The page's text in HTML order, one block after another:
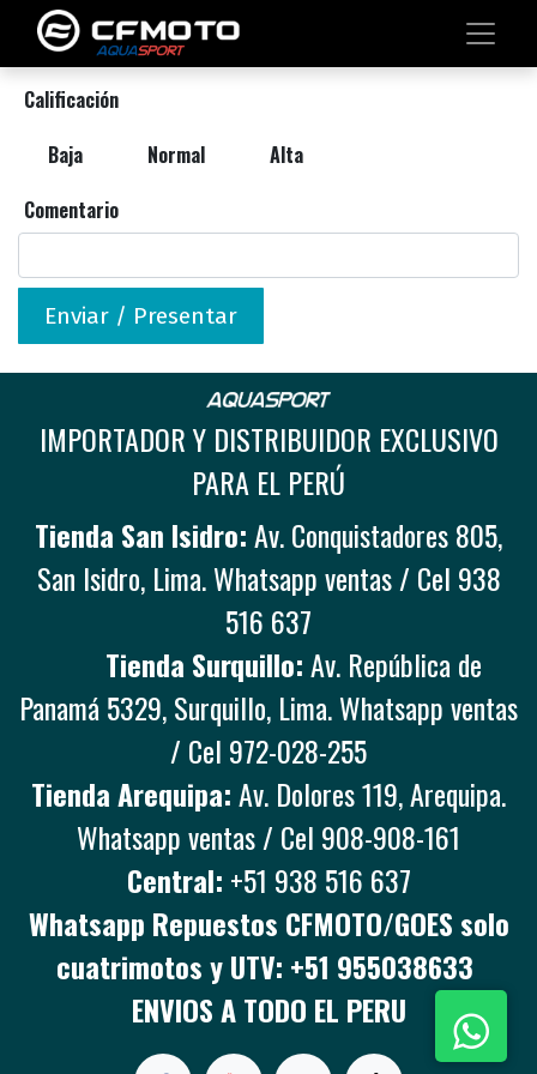
Calificación
Baja
Normal
Alta
Comentario
Enviar / Presentar
IMPORTADOR Y DISTRIBUIDOR EXCLUSIVO
PARA EL PERÚ
Tienda San Isidro:Av. Conquistadores 805,
San Isidro, Lima. Whatsapp ventas / Cel 938
516 637
Tienda Surquillo:Av. República de
Panamá 5329, Surquillo, Lima. Whatsapp ventas
/ Cel 972-028-255
Tienda Arequipa:Av. Dolores 119, Arequipa.
Whatsapp ventas / Cel 908-908-161
Central: +51 938 516 637
Whatsapp Repuestos CFMOTO/GOES solo
cuatrimotos y UTV: +51 955038633
ENVIOS A TODO EL PERU